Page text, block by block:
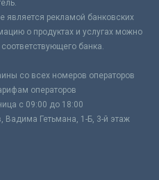
является рекламой банковских
о продуктах и услугах можно
банка.
со всех номеров операторов
операторов
с 09:00 до 18:00
Вадима Гетьмана, 1-Б, 3-й этаж